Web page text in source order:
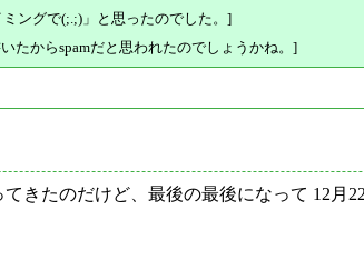
ングで(;.;)」と思ったのでした。]
たからspamだと思われたのでしょうかね。]
きたのだけど、最後の最後になって 12